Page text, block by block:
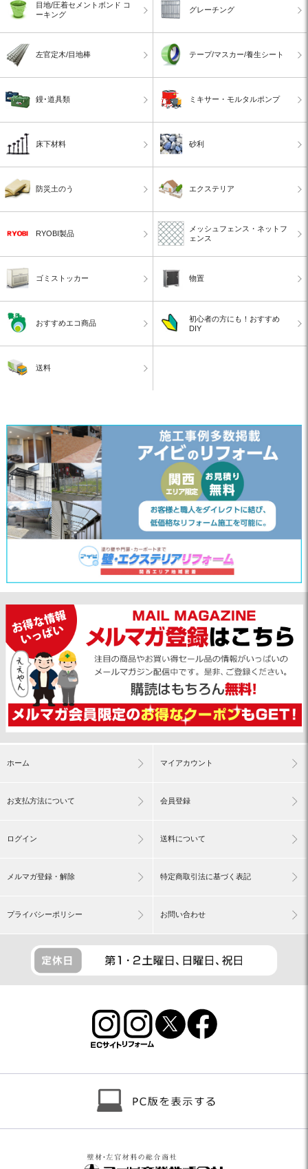
目地/圧着セメントボンド コ
ーキング
グレーチング
左官定木/目地棒 テープ/マスカー/養生シート
鏝･道具類 ミキサー・モルタルポンプ
床下材料 砂利
防災土のう エクステリア
RYOBI製品
メッシュフェンス・ネットフ
ェンス
ゴミストッカー 物置
おすすめエコ商品
初心者の方にも！おすすめ
DIY
送料
ホーム マイアカウント
お支払方法について 会員登録
ログイン 送料について
メルマガ登録・解除 特定商取引法に基づく表記
プライバシーポリシー お問い合わせ